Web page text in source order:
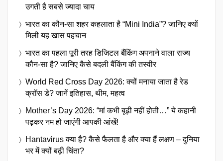
उगती है सबसे ज्यादा चाय
भारत का कौन-सा शहर कहलाता है “Mini India”? जानिए क्यों
मिली यह खास पहचान
भारत का पहला पूरी तरह डिजिटल बैंकिंग अपनाने वाला राज्य
कौन-सा है? जानिए कैसे बदली बैंकिंग की तस्वीर
World Red Cross Day 2026: क्यों मनाया जाता है रेड
क्रॉस डे? जानें इतिहास, थीम, महत्व
Mother’s Day 2026: “मां कभी बूढ़ी नहीं होती…” ये कहानी
पढ़कर नम हो जाएंगी आपकी आंखें!
Hantavirus क्या है? कैसे फैलता है और क्या हैं लक्षण – दुनिया
भर में क्यों बढ़ी चिंता?